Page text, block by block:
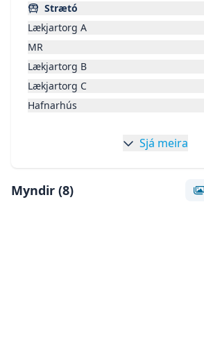
Strætó
Lækjartorg A
MR
Lækjartorg B
Lækjartorg C
Hafnarhús
Sjá meira
Myndir (8)